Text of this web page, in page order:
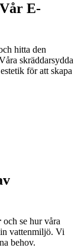
E-
hitta den
skräddarsydda
för att skapa
och se hur våra
vattenmiljö. Vi
behov.